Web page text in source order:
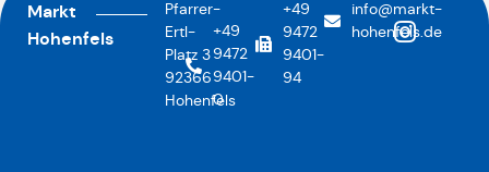
Markt
Hohenfels
Pfarrer-
Ertl-
Platz 3
92366
Hohenfels
+49
9472
9401-
0
+49
9472
9401-
94
info@markt-
hohenfels.de